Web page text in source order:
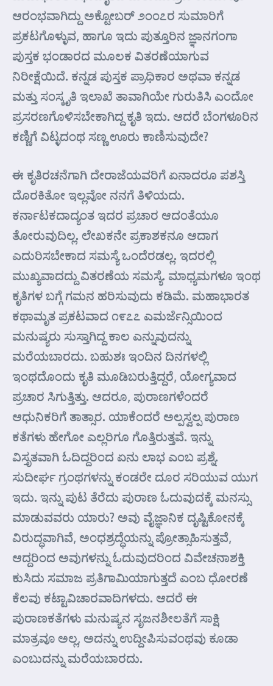
ಆರಂಭವಾಗಿದ್ದು ಅಕ್ಟೋಬರ್ ೨ಂಂ೭ರ ಸುಮಾರಿಗೆ
ಪ್ರಕಟಗೊಳ್ಳುವ, ಹಾಗೂ ಇದು ಪುತ್ತೂರಿನ ಜ್ಞಾನಗಂಗಾ
ಪುಸ್ತಕ ಭಂಡಾರದ ಮೂಲಕ ವಿತರಣೆಯಾಗುವ
ನಿರೀಕ್ಷೆಯಿದೆ. ಕನ್ನಡ ಪುಸ್ತಕ ಪ್ರಾಧಿಕಾರ ಅಥವಾ ಕನ್ನಡ
ಮತ್ತು ಸಂಸ್ಕೃತಿ ಇಲಾಖೆ ತಾವಾಗಿಯೇ ಗುರುತಿಸಿ ಎಂದೋ
ಪ್ರಸರಣಗೊಳಿಸಬೇಕಾಗಿದ್ದ ಕೃತಿ ಇದು. ಆದರೆ ಬೆಂಗಳೂರಿನ
ಕಣ್ಣಿಗೆ ವಿಟ್ಳದಂಥ ಸಣ್ಣ ಊರು ಕಾಣಿಸುವುದೇ?
ಈ ಕೃತಿರಚನೆಗಾಗಿ ದೇರಾಜೆಯವರಿಗೆ ಏನಾದರೂ ಪಶಸ್ತಿ
ದೊರಕಿತೋ ಇಲ್ಲವೋ ನನಗೆ ತಿಳಿಯದು.
ಕರ್ನಾಟಕದಾದ್ಯಂತ ಇದರ ಪ್ರಚಾರ ಆದಂತೆಯೂ
ತೋರುವುದಿಲ್ಲ. ಲೇಖಕನೇ ಪ್ರಕಾಶಕನೂ ಆದಾಗ
ಎದುರಿಸಬೇಕಾದ ಸಮಸ್ಯೆ ಒಂದೆರಡಲ್ಲ. ಇದರಲ್ಲಿ
ಮುಖ್ಯವಾದದ್ದು ವಿತರಣೆಯ ಸಮಸ್ಯೆ. ಮಾಧ್ಯಮಗಳೂ ಇಂಥ
ಕೃತಿಗಳ ಬಗ್ಗೆ ಗಮನ ಹರಿಸುವುದು ಕಡಿಮೆ. ಮಹಾಭಾರತ
ಕಥಾಮೃತ ಪ್ರಕಟವಾದ ೧೯೭೭ ಎಮರ್ಜೆನ್ಸಿಯಿಂದ
ಮನುಷ್ಯರು ಸುಸ್ತಾಗಿದ್ದ ಕಾಲ ಎನ್ನುವುದನ್ನು
ಮರೆಯಬಾರದು. ಬಹುಶಃ ಇಂದಿನ ದಿನಗಳಲ್ಲಿ
ಇಂಥದೊಂದು ಕೃತಿ ಮೂಡಿಬರುತ್ತಿದ್ದರೆ, ಯೋಗ್ಯವಾದ
ಪ್ರಚಾರ ಸಿಗುತ್ತಿತ್ತು. ಆದರೂ, ಪುರಾಣಗಳೆಂದರೆ
ಆಧುನಿಕರಿಗೆ ತಾತ್ಸಾರ. ಯಾಕೆಂದರೆ ಅಲ್ಪಸ್ವಲ್ಪ ಪುರಾಣ
ಕತೆಗಳು ಹೇಗೋ ಎಲ್ಲರಿಗೂ ಗೊತ್ತಿರುತ್ತವೆ. ಇನ್ನು
ವಿಸ್ತೃತವಾಗಿ ಓದಿದ್ದರಿಂದ ಏನು ಲಾಭ ಎಂಬ ಪ್ರಶ್ನೆ.
ಸುದೀರ್ಘ ಗ್ರಂಥಗಳನ್ನು ಕಂಡರೇ ದೂರ ಸರಿಯುವ ಯುಗ
ಇದು. ಇನ್ನು ಪುಟ ತೆರೆದು ಪುರಾಣ ಓದುವುದಕ್ಕೆ ಮನಸ್ಸು
ಮಾಡುವವರು ಯಾರು? ಅವು ವೈಜ್ಞಾನಿಕ ದೃಷ್ಟಿಕೋನಕ್ಕೆ
ವಿರುದ್ಧವಾಗಿವೆ, ಅಂಧಶ್ರದ್ಧೆಯನ್ನು ಪ್ರೋತ್ಸಾಹಿಸುತ್ತವೆ,
ಆದ್ದರಿಂದ ಅವುಗಳನ್ನು ಓದುವುದರಿಂದ ವಿವೇಚನಾಶಕ್ತಿ
ಕುಸಿದು ಸಮಾಜ ಪ್ರತಿಗಾಮಿಯಾಗುತ್ತದೆ ಎಂಬ ಧೋರಣೆ
ಕೆಲವು ಕಟ್ಟಾವಿಚಾರವಾದಿಗಳದು. ಆದರೆ ಈ
ಪುರಾಣಕತೆಗಳು ಮನುಷ್ಯನ ಸೃಜನಶೀಲತೆಗೆ ಸಾಕ್ಷಿ
ಮಾತ್ರವೂ ಅಲ್ಲ, ಅದನ್ನು ಉದ್ದೀಪಿಸುವಂಥವು ಕೂಡಾ
ಎಂಬುದನ್ನು ಮರೆಯಬಾರದು.